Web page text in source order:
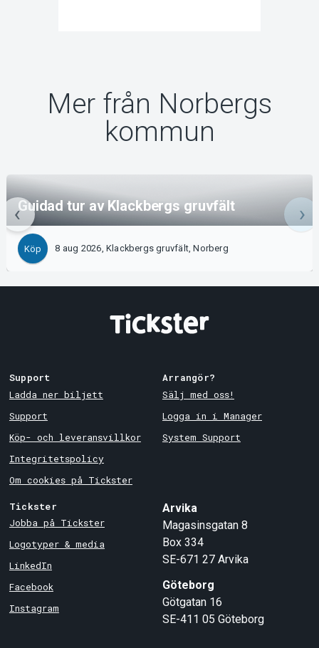
Mer från Norbergs
kommun
Guidad tur av Klackbergs gruvfält
Köp 8 aug 2026, Klackbergs gruvfält, Norberg
Support
Ladda ner biljett
Support
Köp- och leveransvillkor
Integritetspolicy
Om cookies på Tickster
Arrangör?
Sälj med oss!
Logga in i Manager
System Support
Tickster
Jobba på Tickster
Logotyper & media
LinkedIn
Facebook
Instagram
Arvika
Magasinsgatan 8
Box 334
SE-671 27 Arvika
Göteborg
Götgatan 16
SE-411 05 Göteborg